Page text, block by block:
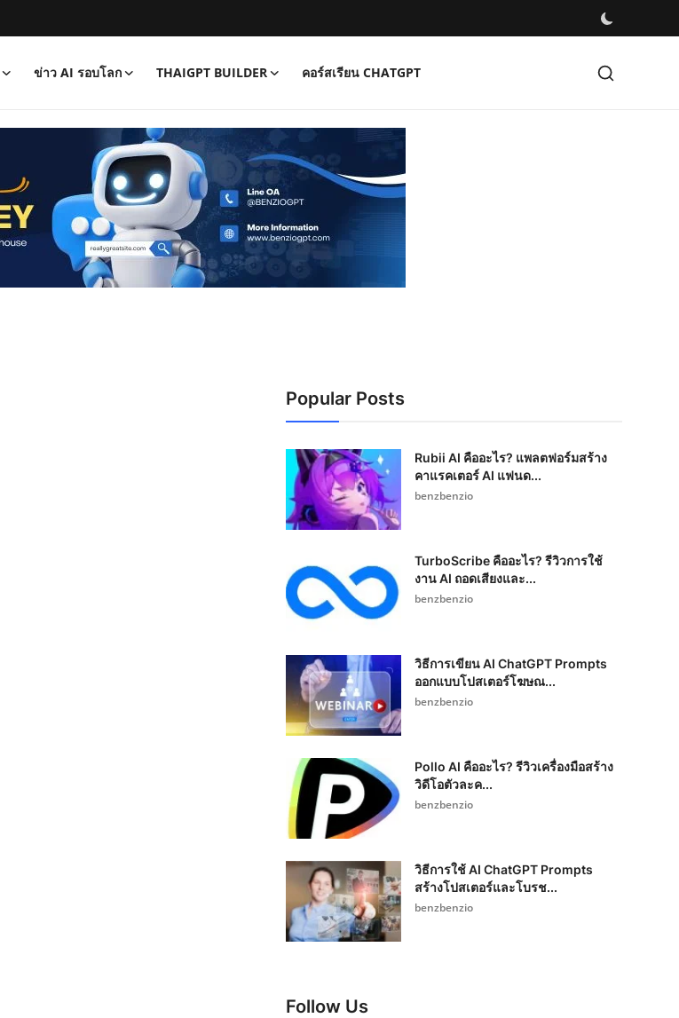
ข่าว AI รอบโลก THAIGPT BUILDER คอร์สเรียน CHATGPT
Popular Posts
Rubii AI คืออะไร? แพลตฟอร์มสร้าง
คาแรคเตอร์ AI แฟนด...
benzbenzio
TurboScribe คืออะไร? รีวิวการใช้
งาน AI ถอดเสียงและ...
benzbenzio
วิธีการเขียน AI ChatGPT Prompts
ออกแบบโปสเตอร์โฆษณ...
benzbenzio
Pollo AI คืออะไร? รีวิวเครื่องมือสร้าง
วิดีโอตัวละค...
benzbenzio
วิธีการใช้ AI ChatGPT Prompts
สร้างโปสเตอร์และโบรช...
benzbenzio
Follow Us